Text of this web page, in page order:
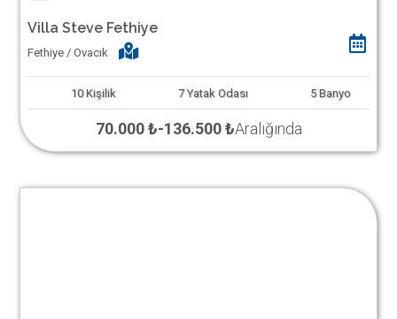
Villa Steve Fethiye
Fethiye / Ovacık
10 Kişilik 7 Yatak Odası 5 Banyo
70.000 ₺-136.500 ₺Aralığında